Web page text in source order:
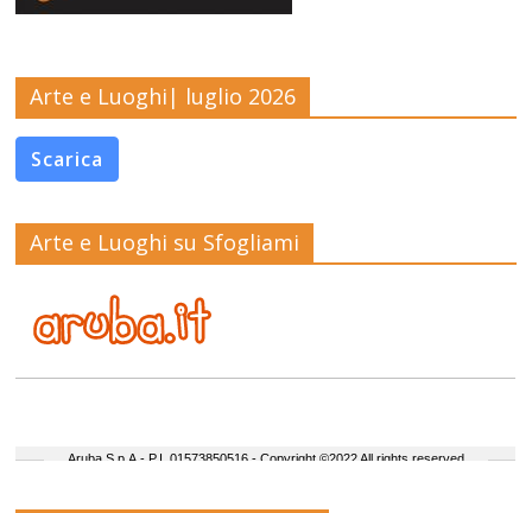
Arte e Luoghi| luglio 2026
Scarica
Arte e Luoghi su Sfogliami